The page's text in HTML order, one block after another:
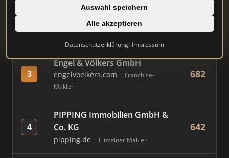
Auswahl speichern
Alle akzeptieren
Datenschutzerklärung| Impressum
AVIV Germany GmbH
immowelt.de Immobilienplattform
3
Engel & Völkers GmbH
engelvoelkers.com
Franchise-
Makler
682
4
PIPPING Immobilien GmbH &
Co. KG
pipping.de Einzelner Makler
642